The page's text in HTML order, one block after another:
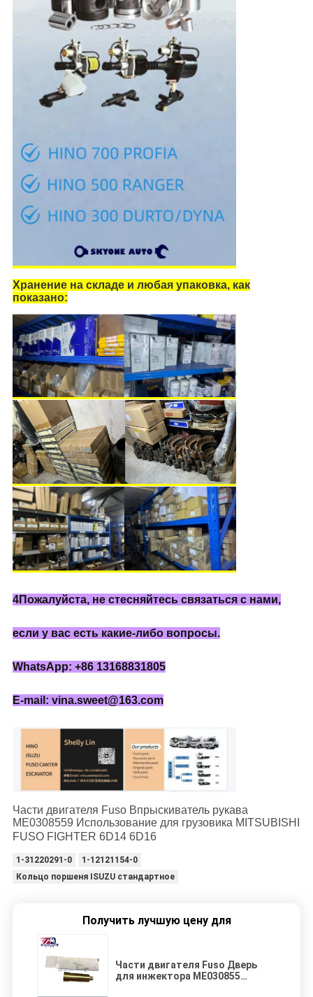
Хранение на складе и любая упаковка, как
показано:
4Пожалуйста, не стесняйтесь связаться с нами,
если у вас есть какие-либо вопросы.
WhatsApp: +86 13168831805
E-mail: vina.sweet@163.com
Части двигателя Fuso Впрыскиватель рукава
ME0308559 Использование для грузовика MITSUBISHI
FUSO FIGHTER 6D14 6D16
1-31220291-0
1-12121154-0
Кольцо поршеня ISUZU стандартное
Получить лучшую цену для
Части двигателя Fuso Дверь
для инжектора ME030855